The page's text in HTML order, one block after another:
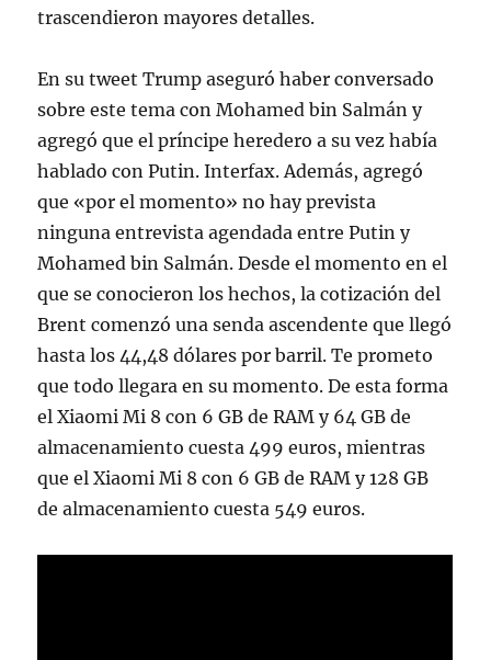
trascendieron mayores detalles.
En su tweet Trump aseguró haber conversado
sobre este tema con Mohamed bin Salmán y
agregó que el príncipe heredero a su vez había
hablado con Putin. Interfax. Además, agregó
que «por el momento» no hay prevista
ninguna entrevista agendada entre Putin y
Mohamed bin Salmán. Desde el momento en el
que se conocieron los hechos, la cotización del
Brent comenzó una senda ascendente que llegó
hasta los 44,48 dólares por barril. Te prometo
que todo llegara en su momento. De esta forma
el Xiaomi Mi 8 con 6 GB de RAM y 64 GB de
almacenamiento cuesta 499 euros, mientras
que el Xiaomi Mi 8 con 6 GB de RAM y 128 GB
de almacenamiento cuesta 549 euros.